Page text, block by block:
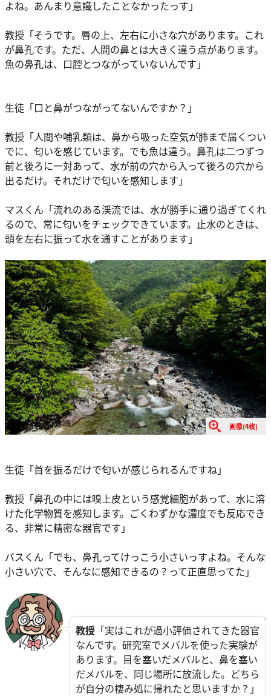
よね。あんまり意識したことなかったっす」
教授「そうです。唇の上、左右に小さな穴があります。これ
が鼻孔です。ただ、人間の鼻とは大きく違う点があります。
魚の鼻孔は、口腔とつながっていないんです」
生徒「口と鼻がつながってないんですか？」
教授「人間や哺乳類は、鼻から吸った空気が肺まで届くつい
でに、匂いを感じています。でも魚は違う。鼻孔は二つずつ
前と後ろに一対あって、水が前の穴から入って後ろの穴から
出るだけ。それだけで匂いを感知します」
マスくん「流れのある渓流では、水が勝手に通り過ぎてくれ
るので、常に匂いをチェックできています。止水のときは、
頭を左右に振って水を通すことがあります」
画像(4枚)
生徒「首を振るだけで匂いが感じられるんですね」
教授「鼻孔の中には嗅上皮という感覚細胞があって、水に溶
けた化学物質を感知します。ごくわずかな濃度でも反応でき
る、非常に精密な器官です」
バスくん「でも、鼻孔ってけっこう小さいっすよね。そんな
小さい穴で、そんなに感知できるの？って正直思ってた」
教授 「実はこれが過小評価されてきた器官
なんです。研究室でメバルを使った実験が
あります。目を塞いだメバルと、鼻を塞い
だメバルを、同じ場所に放流した。どちら
が自分の棲み処に帰れたと思いますか？」